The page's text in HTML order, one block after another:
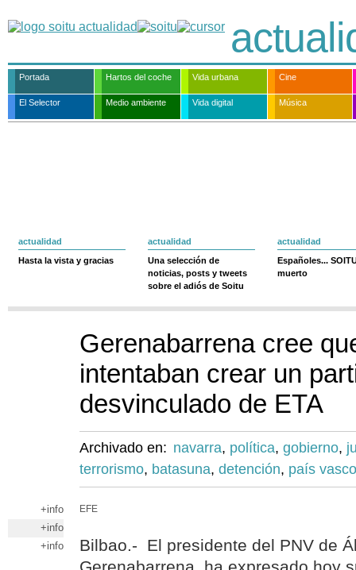
Portada Hartos del coche Vida urbana Cine
El Selector Medio ambiente Vida digital Música
actualidad
Hasta la vista y gracias
actualidad
Una selección de
noticias, posts y tweets
sobre el adiós de Soitu
actualidad
Españoles...
muerto
Gerenabarrena cree
intentaban crear un
desvinculado de ETA
Archivado en: navarra, política, gobierno,
terrorismo, batasuna, detención, país vasco
+info
+info
+info
EFE
Bilbao.- El presidente del PNV de